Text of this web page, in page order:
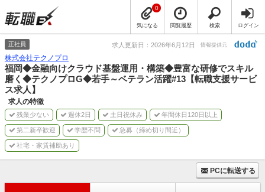
気になる
0
閲覧履歴 検索 ログイン
正社員 求人更新日：2026年6月12日 情報提供元
株式会社テクノプロ
福岡◆金融向けクラウド基盤運用・構築◆豊富な研修でスキル
磨く◆テクノプロG◆若手～ベテラン活躍#13【転職支援サービ
ス求人】
求人の特徴
残業少ない 週休2日 土日祝休み 年間休日120日以上
第二新卒歓迎 学歴不問 急募（締め切り間近）
社宅・家賃補助あり
PCに転送する